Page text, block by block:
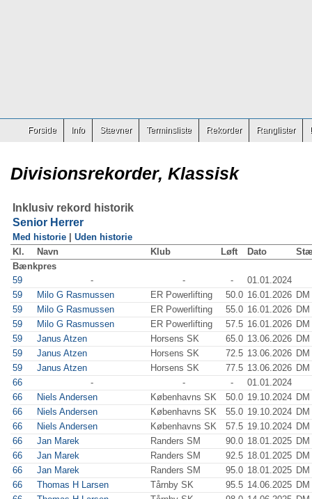
Forside Info Stævner Terminsliste Rekorder Ranglister
Divisionsrekorder, Klassisk
Inklusiv rekord historik
Senior Herrer
Med historie
Uden historie
Kl.
Navn Klub Løft Dato
Bænkpres
59
- - -
01.01.2024
59
Milo G Rasmussen ER Powerlifting 50.0 16.01.2026
59
Milo G Rasmussen ER Powerlifting 55.0 16.01.2026
59
Milo G Rasmussen ER Powerlifting 57.5 16.01.2026
59
Janus Atzen Horsens SK 65.0 13.06.2026
59
Janus Atzen Horsens SK 72.5 13.06.2026
59
Janus Atzen Horsens SK 77.5 13.06.2026
66
- - -
01.01.2024
66
Niels Andersen Københavns SK 50.0 19.10.2024
66
Niels Andersen Københavns SK 55.0 19.10.2024
66
Niels Andersen Københavns SK 57.5 19.10.2024
66
Jan Marek Randers SM 90.0 18.01.2025
66
Jan Marek Randers SM 92.5 18.01.2025
66
Jan Marek Randers SM 95.0 18.01.2025
66
Thomas H Larsen Tårnby SK 95.5 14.06.2025